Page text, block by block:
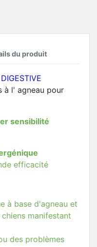
du produit
à l' agneau pour
sensibilité
efficacité
à base d'agneau et
manifestant
des problèmes